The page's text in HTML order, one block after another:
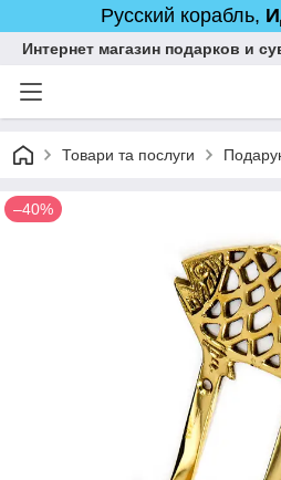
Русский корабль,
Интернет магазин подарков и
Товари та послуги
–40%